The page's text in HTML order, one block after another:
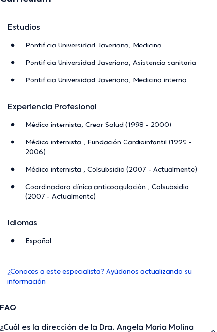
Estudios
Pontificia Universidad Javeriana, Medicina
Pontificia Universidad Javeriana, Asistencia sanitaria
Pontificia Universidad Javeriana, Medicina interna
Experiencia Profesional
Médico internista, Crear Salud (1998 - 2000)
Médico internista , Fundación Cardioinfantil (1999 -
2006)
Médico internista , Colsubsidio (2007 - Actualmente)
Coordinadora clínica anticoagulación , Colsubsidio
(2007 - Actualmente)
Idiomas
Español
¿Conoces a este especialista? Ayúdanos actualizando su
información
FAQ
¿Cuál es la dirección de la Dra. Angela Maria Molina